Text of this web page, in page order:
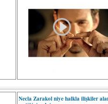
Necla Zarakol niye halkla ilişkiler